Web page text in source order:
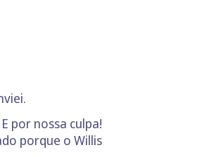
por nossa culpa!
porque o Willis